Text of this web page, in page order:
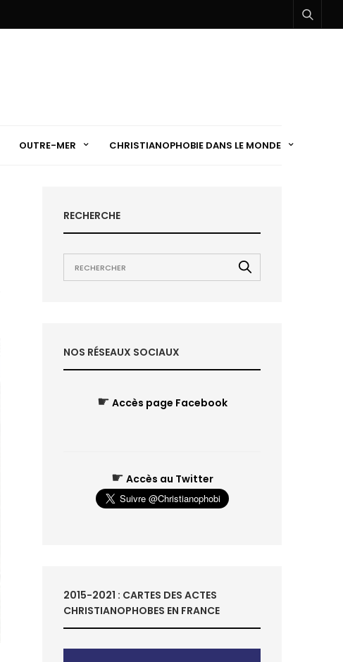
OUTRE-MER CHRISTIANOPHOBIE DANS LE MONDE
RECHERCHE
NOS RÉSEAUX SOCIAUX
☛ Accès page Facebook
☛ Accès au Twitter
2015-2021 : CARTES DES ACTES
CHRISTIANOPHOBES EN FRANCE